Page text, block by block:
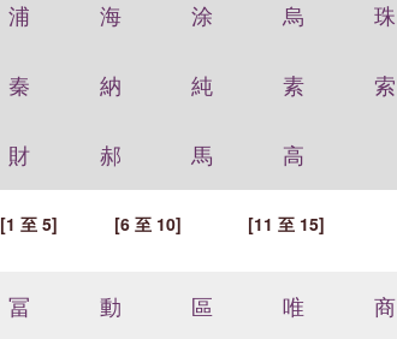
浦 海 涂 烏 珠
秦 納 純 素 索
財 郝 馬 高
[1 至 5] [6 至 10] [11 至 15]
冨 動 區 唯 商